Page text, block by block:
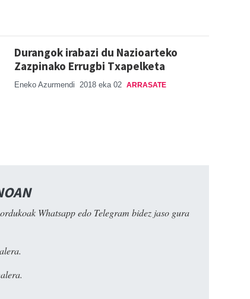
Durangok irabazi du Nazioarteko
Zazpinako Errugbi Txapelketa
Eneko Azurmendi 2018 eka 02 ARRASATE
Whatsapp edo Telegram bidez jaso gura